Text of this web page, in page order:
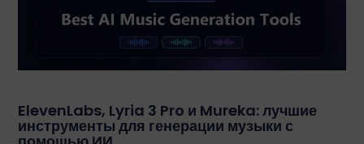
ElevenLabs, Lyria 3 Pro и Mureka: лучшие
инструменты для генерации музыки с